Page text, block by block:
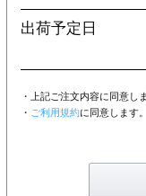
出荷予定日
・上記ご注文内容に同意し
・ ご利用規約に同意します。